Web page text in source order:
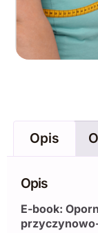
Opis
Opis
E-book: